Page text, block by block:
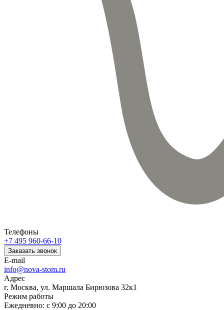
Телефоны
+7 495 960-66-10
Заказать звонок
E-mail
info@nova-stom.ru
Адрес
г. Москва, ул. Маршала Бирюзова 32к1
Режим работы
Ежедневно: с 9:00 до 20:00